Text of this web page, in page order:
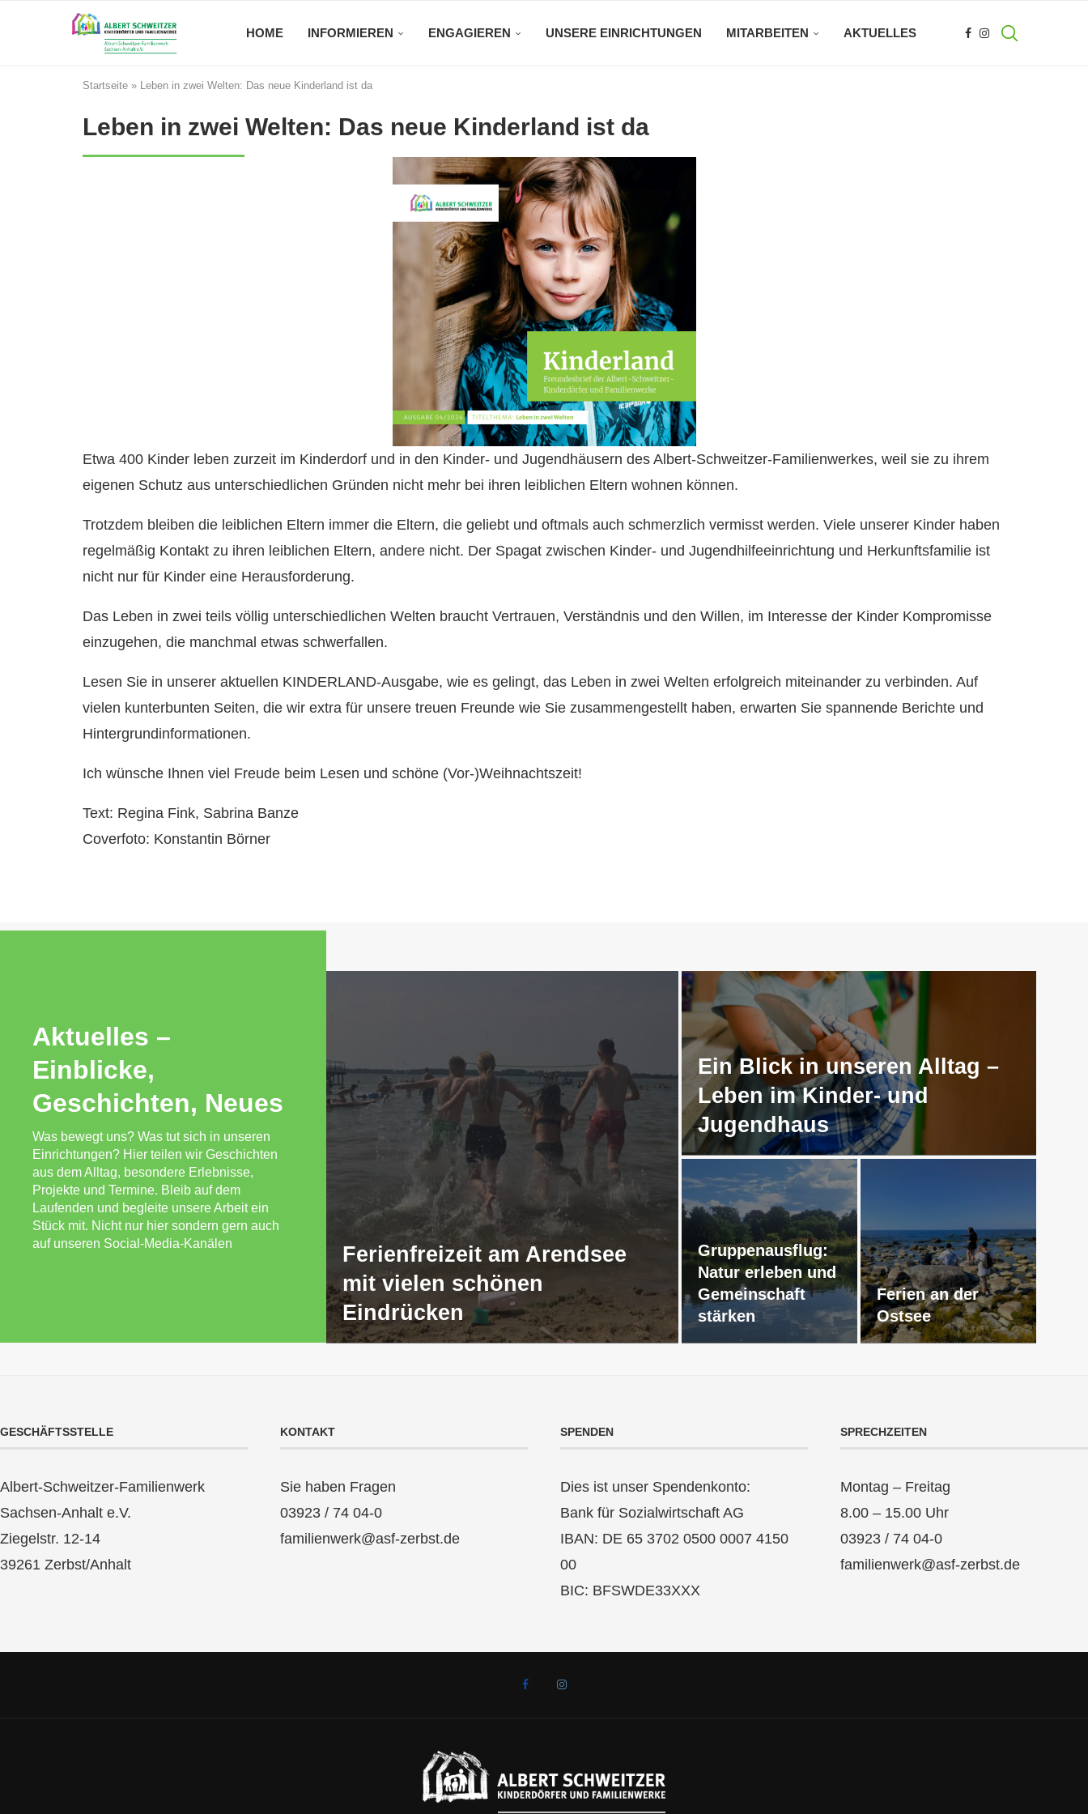
HOME INFORMIEREN ENGAGIEREN UNSERE EINRICHTUNGEN MITARBEITEN AKTUELLES
Startseite » Leben in zwei Welten: Das neue Kinderland ist da
Leben in zwei Welten: Das neue Kinderland ist da
Etwa 400 Kinder leben zurzeit im Kinderdorf und in den Kinder- und Jugendhäusern des Albert-Schweitzer-Familienwerkes, weil sie zu ihrem
eigenen Schutz aus unterschiedlichen Gründen nicht mehr bei ihren leiblichen Eltern wohnen können.
Trotzdem bleiben die leiblichen Eltern immer die Eltern, die geliebt und oftmals auch schmerzlich vermisst werden. Viele unserer Kinder haben
regelmäßig Kontakt zu ihren leiblichen Eltern, andere nicht. Der Spagat zwischen Kinder- und Jugendhilfeeinrichtung und Herkunftsfamilie ist
nicht nur für Kinder eine Herausforderung.
Das Leben in zwei teils völlig unterschiedlichen Welten braucht Vertrauen, Verständnis und den Willen, im Interesse der Kinder Kompromisse
einzugehen, die manchmal etwas schwerfallen.
Lesen Sie in unserer aktuellen KINDERLAND-Ausgabe, wie es gelingt, das Leben in zwei Welten erfolgreich miteinander zu verbinden. Auf
vielen kunterbunten Seiten, die wir extra für unsere treuen Freunde wie Sie zusammengestellt haben, erwarten Sie spannende Berichte und
Hintergrundinformationen.
Ich wünsche Ihnen viel Freude beim Lesen und schöne (Vor-)Weihnachtszeit!
Text: Regina Fink, Sabrina Banze
Coverfoto: Konstantin Börner
Aktuelles –
Einblicke,
Geschichten, Neues
Was bewegt uns? Was tut sich in unseren
Einrichtungen? Hier teilen wir Geschichten
aus dem Alltag, besondere Erlebnisse,
Projekte und Termine. Bleib auf dem
Laufenden und begleite unsere Arbeit ein
Stück mit. Nicht nur hier sondern gern auch
auf unseren Social-Media-Kanälen
Ferienfreizeit am Arendsee
mit vielen schönen
Eindrücken
Ein Blick in unseren Alltag –
Leben im Kinder- und
Jugendhaus
Gruppenausflug:
Natur erleben und
Gemeinschaft
stärken
Ferien an der
Ostsee
GESCHÄFTSSTELLE
Albert-Schweitzer-Familienwerk
Sachsen-Anhalt e.V.
Ziegelstr. 12-14
39261 Zerbst/Anhalt
KONTAKT
Sie haben Fragen
03923 / 74 04-0
familienwerk@asf-zerbst.de
SPENDEN
Dies ist unser Spendenkonto:
Bank für Sozialwirtschaft AG
IBAN: DE 65 3702 0500 0007 4150
00
BIC: BFSWDE33XXX
SPRECHZEITEN
Montag – Freitag
8.00 – 15.00 Uhr
03923 / 74 04-0
familienwerk@asf-zerbst.de